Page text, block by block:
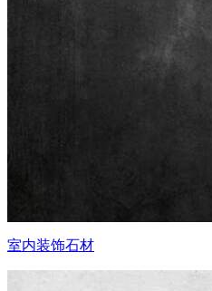
室内装饰石材